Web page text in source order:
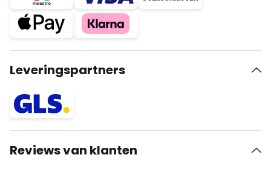
Leveringspartners
Reviews van klanten